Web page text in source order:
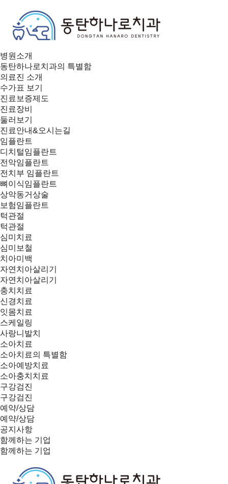
병원소개
동탄하나로치과의 특별함
의료진 소개
수가표 보기
진료보증제도
진료장비
둘러보기
진료안내&오시는길
임플란트
디치털임플란트
전악임플란트
전치부 임플란트
뼈이식임플란트
상악동거상술
보험임플란트
턱관절
턱관절
심미치료
심미보철
치아미백
자연치아살리기
자연치아살리기
충치치료
신경치료
잇몸치료
스케일링
사랑니발치
소아치료
소아치료의 특별함
소아예방치료
소아충치치료
구강검진
구강검진
예약/상담
예약/상담
공지사항
함께하는 기업
함께하는 기업